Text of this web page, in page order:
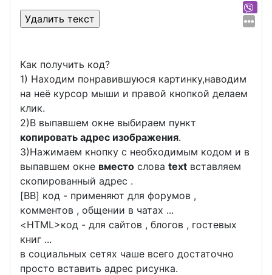
Как получить код?
1) Находим понравившуюся картинку,наводим
на неё курсор мыши и правой кнопкой делаем
клик.
2)В выпавшем окне выбираем пункт
копировать адрес изображения.
3)Нажимаем кнопку с необходимым кодом и в
выпавшем окне вместо слова text вставляем
скопированный адрес .
[BB] код - применяют для форумов ,
комментов , общении в чатах ...
<HTML>код - для сайтов , блогов , гостевых
книг ...
в социальных сетях чаше всего достаточно
просто вставить адрес рисунка.